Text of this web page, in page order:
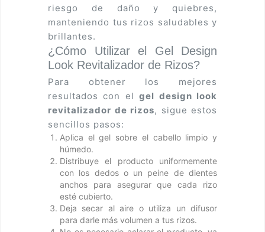
riesgo de daño y quiebres,
manteniendo tus rizos saludables y
brillantes.
¿Cómo Utilizar el Gel Design
Look Revitalizador de Rizos?
Para obtener los mejores
resultados con elgel design look
revitalizador de rizos, sigue estos
sencillos pasos:
Aplica el gel sobre el cabello limpio y
húmedo.
Distribuye el producto uniformemente
con los dedos o un peine de dientes
anchos para asegurar que cada rizo
esté cubierto.
Deja secar al aire o utiliza un difusor
para darle más volumen a tus rizos.